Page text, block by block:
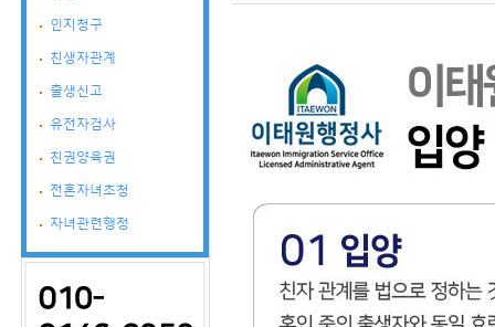
인지청구
친생자관계
출생신고
유전자검사
친권양육권
전혼자녀초청
자녀관련행정